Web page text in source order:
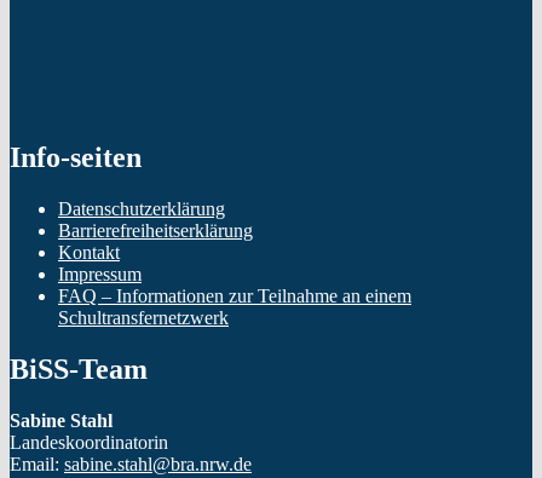
Info-seiten
Datenschutzerklärung
Barrierefreiheitserklärung
Kontakt
Impressum
FAQ – Informationen zur Teilnahme an einem
Schultransfernetzwerk
BiSS-Team
Sabine Stahl
Landeskoordinatorin
Email: sabine.stahl@bra.nrw.de